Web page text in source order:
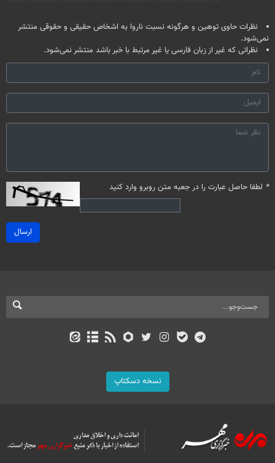
نظرات حاوی توهین و هرگونه نسبت ناروا به اشخاص حقیقی و حقوقی منتشر
نمی‌شود.
نظراتی که غیر از زبان فارسی یا غیر مرتبط با خبر باشد منتشر نمی‌شود.
* لطفا حاصل عبارت را در جعبه متن روبرو وارد کنید
ارسال
نسخه دسکتاپ